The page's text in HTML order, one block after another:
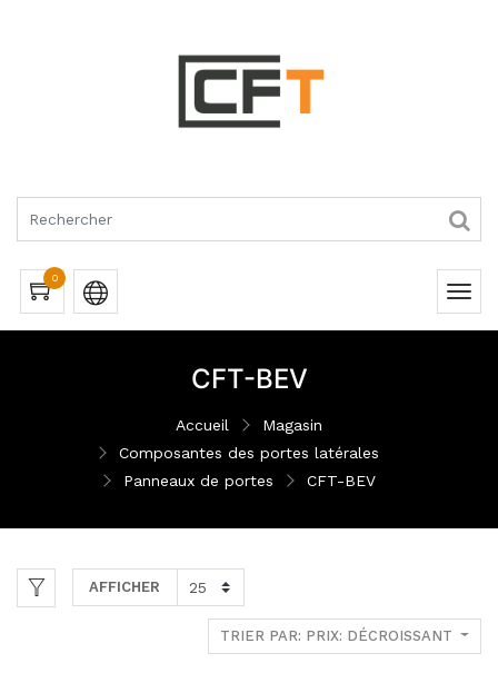
0
CFT-BEV
Accueil
Magasin
Composantes des portes latérales
Panneaux de portes
CFT-BEV
AFFICHER
TRIER PAR: PRIX: DÉCROISSANT